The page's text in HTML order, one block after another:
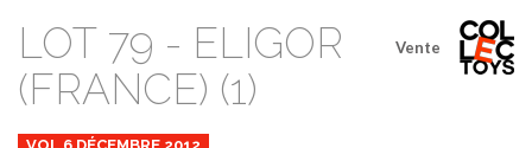
Vente
LOT 79 - ELIGOR
(FRANCE) (1)